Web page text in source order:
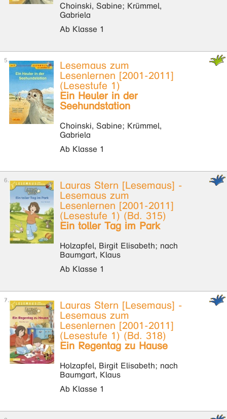
Choinski, Sabine; Krümmel,
Gabriela
Ab Klasse 1
Lesemaus zum
Lesenlernen [2001-2011]
(Lesestufe 1)
Ein Heuler in der
Seehundstation
Choinski, Sabine; Krümmel,
Gabriela
Ab Klasse 1
Lauras Stern [Lesemaus] -
Lesemaus zum
Lesenlernen [2001-2011]
(Lesestufe 1) (Bd. 315)
Ein toller Tag im Park
Holzapfel, Birgit Elisabeth; nach
Baumgart, Klaus
Ab Klasse 1
Lauras Stern [Lesemaus] -
Lesemaus zum
Lesenlernen [2001-2011]
(Lesestufe 1) (Bd. 318)
Ein Regentag zu Hause
Holzapfel, Birgit Elisabeth; nach
Baumgart, Klaus
Ab Klasse 1